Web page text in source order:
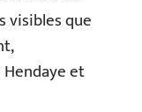
visibles que
et